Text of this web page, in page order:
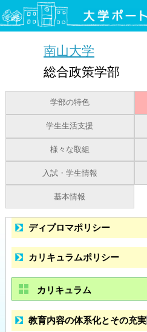
南山大学
総合政策学部
学部の特色
学生生活支援
様々な取組
入試・学生情報
基本情報
ディプロマポリシー
カリキュラムポリシー
カリキュラム
教育内容の体系化とその充実